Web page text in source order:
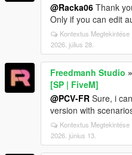
@Racka06 Thank
Only if you can edit
Kontextus Megtekintése
2026. július 28.
Freedmanh Studio »
[SP | FiveM]
@PCV-FR Sure, i
version with
Kontextus Megtekintése
2026. június 13.